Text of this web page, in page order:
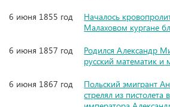
6 июня 1855 год
Началось
Малаховом кургане
6 июня 1857 год
Родился Александр
русский математик и
6 июня 1867 год
Польский эмигрант
стрелял из пистолета